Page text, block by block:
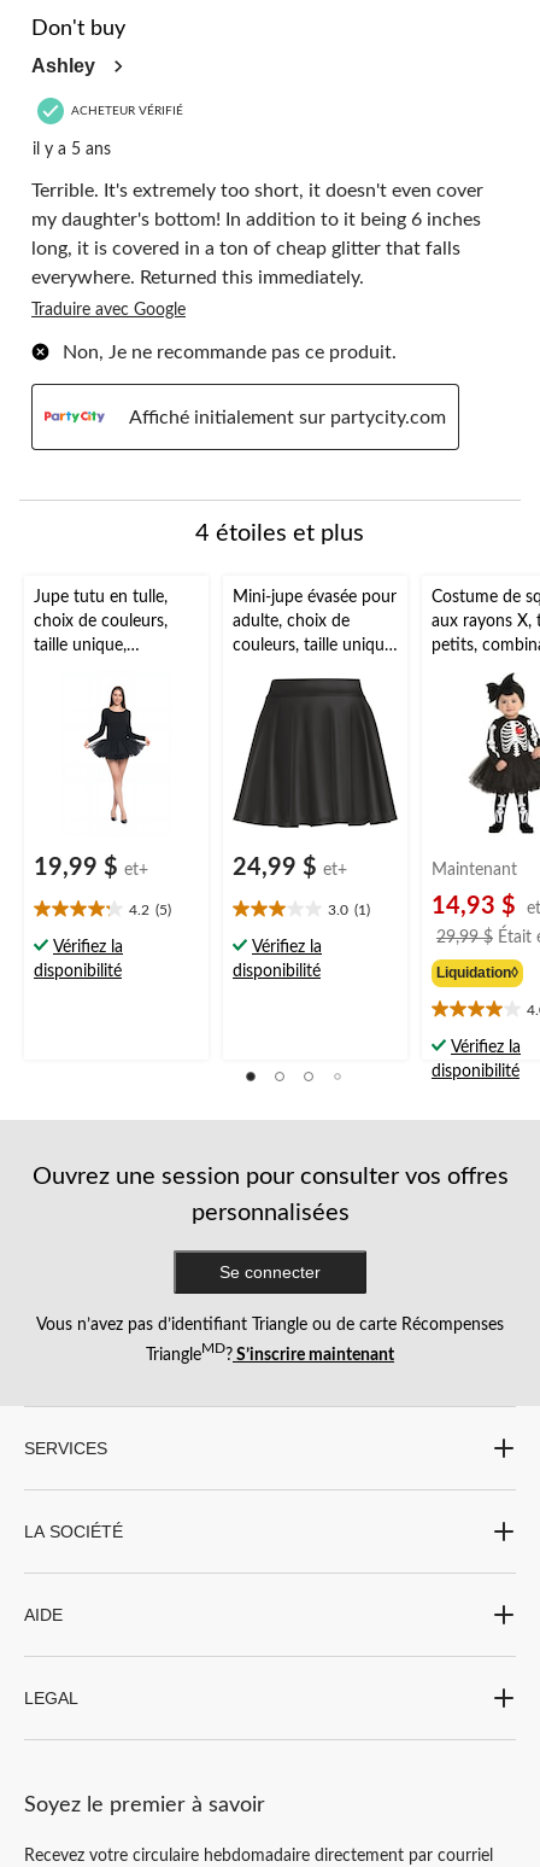
commentaire.
Don't buy
Ashley
ACHETEUR VÉRIFIÉ
il y a 5 ans
Terrible. It's extremely too short, it doesn't even cover
my daughter's bottom! In addition to it being 6 inches
long, it is covered in a ton of cheap glitter that falls
everywhere. Returned this immediately.
Traduire avec Google
Non, Je ne recommande pas ce produit.
Affiché initialement sur partycity.com
4 étoiles et plus
Jupe tutu en tulle,
choix de couleurs,
taille unique,
costume à porter
pour l'Halloween
19,99 $ et+
4.2 (5)
4.2
étoile(s)
sur
Vérifiez la
disponibilité
Mini-jupe évasée pour
adulte, choix de
couleurs, taille unique,
costume à porter
pour l'Halloween
24,99 $ et+
3.0 (1)
3.0
étoile(s)
sur
Vérifiez la
disponibilité
Costume de
aux rayons X,
petits,
noir/blanc
tutu, tailles
Maintenant
14,93 $
29,99 $ Était
Liquidation◊
4.0
étoile(s)
sur
Vérifiez la
disponibilité
Ouvrez une session pour consulter vos offres
personnalisées
Se connecter
Vous n’avez pas d’identifiant Triangle ou de carte Récompenses
TriangleMD? S’inscrire maintenant
SERVICES
LA SOCIÉTÉ
AIDE
LEGAL
Soyez le premier à savoir
Recevez votre circulaire hebdomadaire directement par courriel